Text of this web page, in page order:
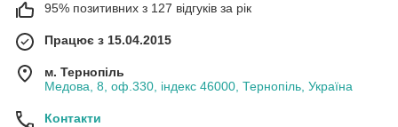
95% позитивних з 127 відгуків за рік
Працює з 15.04.2015
м. Тернопіль
Медова, 8, оф.330, індекс 46000, Тернопіль, Україна
Контакти